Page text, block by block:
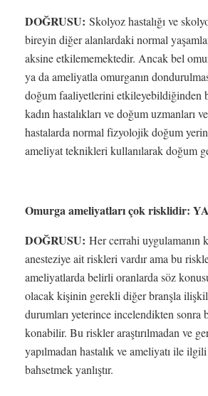
DOĞRUSU: Skolyoz hastalığı ve
bireyin diğer alanlardaki normal
aksine etkilememektedir. Ancak bel
ya da ameliyatla omurganın
doğum faaliyetlerini etkileyebildiğinden
kadın hastalıkları ve doğum uzmanları
hastalarda normal fizyolojik doğum
ameliyat teknikleri kullanılarak doğum
Omurga ameliyatları çok risklidir:
DOĞRUSU: Her cerrahi uygulamanın
anesteziye ait riskleri vardır ama bu
ameliyatlarda belirli oranlarda söz
olacak kişinin gerekli diğer branşla
durumları yeterince incelendikten sonra
konabilir. Bu riskler araştırılmadan ve
yapılmadan hastalık ve ameliyatı ile
bahsetmek yanlıştır.